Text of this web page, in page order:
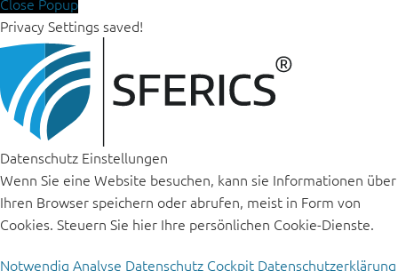
Privacy Settings saved!
Datenschutz Einstellungen
Wenn Sie eine Website besuchen, kann sie Informationen über
Ihren Browser speichern oder abrufen, meist in Form von
Cookies. Steuern Sie hier Ihre persönlichen Cookie-Dienste.
Notwendig Analyse Datenschutz Cockpit Datenschutzerklärung